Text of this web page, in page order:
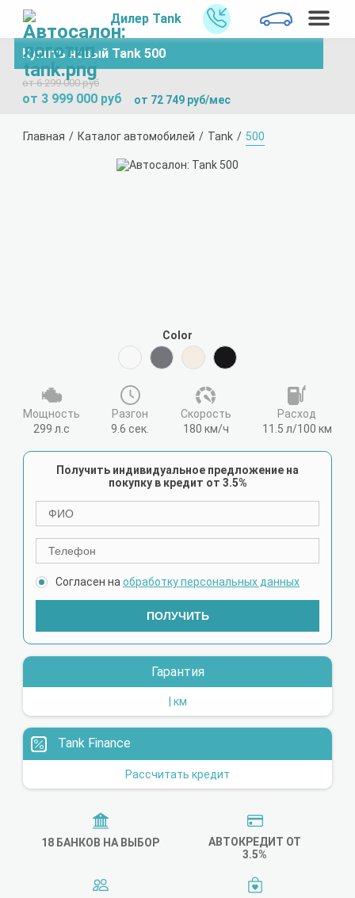
Дилер Tank
Купить новый Tank 500
от 6 299 000 руб
от 3 999 000 руб от 72 749 руб/мес
Главная Каталог автомобилей Tank 500
Мощность
299 л.с
Разгон
9.6 сек.
Cкорость
180 км/ч
Расход
11.5 л/100 км
Color
Получить индивидуальное предложение на
покупку в кредит от 3.5%
Согласен на обработку персональных данных
ПОЛУЧИТЬ
Гарантия
| км
Tank Finance
Рассчитать кредит
18 БАНКОВ НА ВЫБОР
АВТОКРЕДИТ ОТ
3.5%